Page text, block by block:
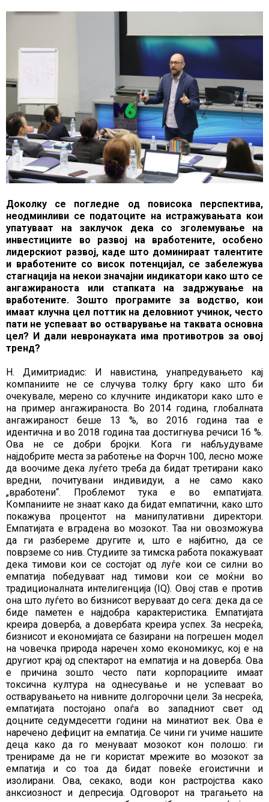
Доколку се погледне од повисока перспектива,
неодминливи се податоците на истражувањата кои
упатуваат на заклучок дека со зголемување на
инвестициите во развој на вработените, особено
лидерскиот развој, каде што доминираат талентите
и вработените со висок потенцијал, се забележува
стагнација на некои значајни индикатори како што се
ангажираноста или стапката на задржување на
вработените. Зошто програмите за водство, кои
имаат клучна цел поттик на деловниот учинок, често
пати не успеваат во остварување на таквата основна
цел? И дали невронауката има противотров за овој
тренд?
Н. Димитриадис: И навистина, унапредувањето кај
компаниите не се случува толку бргу како што би
очекувале, мерено со клучните индикатори како што е
на пример ангажираноста. Во 2014 година, глобалната
ангажираност беше 13 %, во 2016 година таа е
идентична и во 2018 година таа достигнува речиси 16 %.
Ова не се добри бројки. Кога ги набљудуваме
најдобрите места за работење на Форчн 100, лесно може
да воочиме дека луѓето треба да бидат третирани како
вредни, почитувани индивидуи, а не само како
„вработени“. Проблемот тука е во емпатијата.
Компаниите не знаат како да бидат емпатични, како што
покажува процентот на манипулативни директори.
Емпатијата е вградена во мозокот. Таа ни овозможува
да ги разбереме другите и, што е најбитно, да се
поврземе со нив. Студиите за тимска работа покажуваат
дека тимови кои се состојат од луѓе кои се силни во
емпатија победуваат над тимови кои се моќни во
традиционалната интелигенција (IQ). Овој став е против
она што луѓето во бизнисот веруваат до сега: дека да се
биде паметен е најдобра карактеристика. Емпатијата
креира доверба, а довербата креира успех. За несреќа,
бизнисот и економијата се базирани на погрешен модел
на човечка природа наречен хомо економикус, кој е на
другиот крај од спектарот на емпатија и на доверба. Ова
е причина зошто често пати корпорациите имаат
токсична култура на однесување и не успеваат во
остварувањето на нивните долгорочни цели. За несреќа,
емпатијата постојано опаѓа во западниот свет од
доцните седумдесетти години на минатиот век. Ова е
наречено дефицит на емпатија. Се чини ги учиме нашите
деца како да го менуваат мозокот кон полошо: ги
тренираме да не ги користат мрежите во мозокот за
емпатија и со тоа да бидат повеќе егоистични и
изолирани. Ова, секако, води кон растројства како
анксиозност и депресија. Одговорот на трагањето на